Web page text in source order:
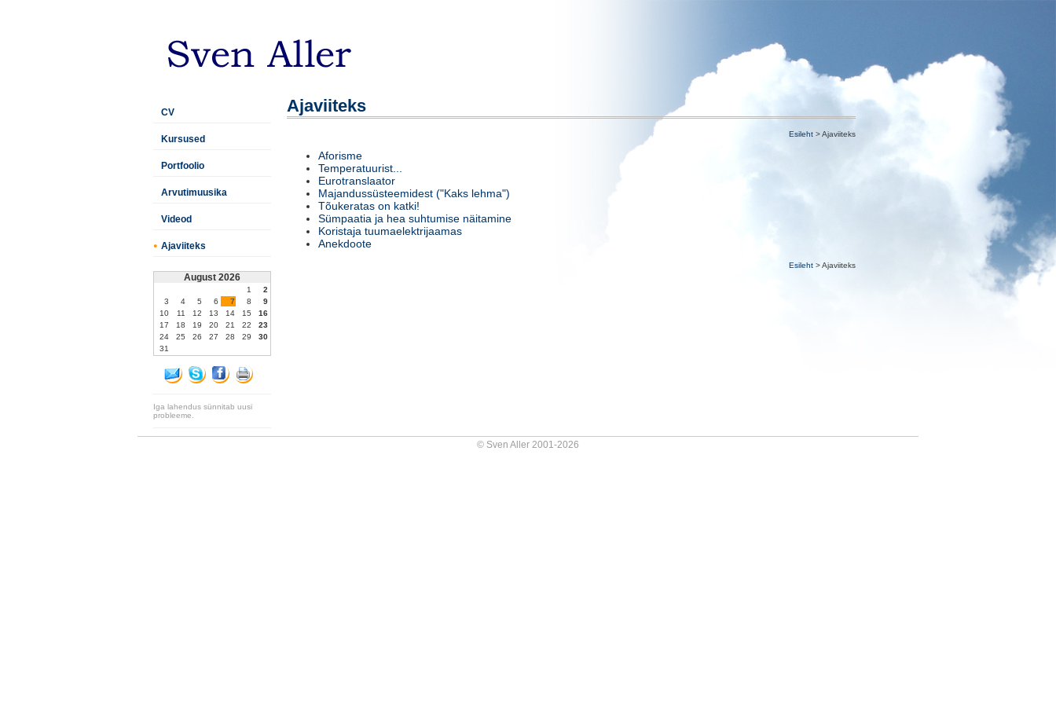
CV
Kursused
Portfoolio
Arvutimuusika
Videod
Ajaviiteks
August 2026
1
2
3
4 5 6 7 8
9
10
11 12 13 14 15
16
17
18 19 20 21 22
23
24
25 26 27 28 29
30
31
Iga lahendus sünnitab uusi
probleeme.
Ajaviiteks
Esileht > Ajaviiteks
Aforisme
Temperatuurist...
Eurotranslaator
Majandussüsteemidest ("Kaks lehma")
Tõukeratas on katki!
Sümpaatia ja hea suhtumise näitamine
Koristaja tuumaelektrijaamas
Anekdoote
Esileht > Ajaviiteks
© Sven Aller 2001-2026